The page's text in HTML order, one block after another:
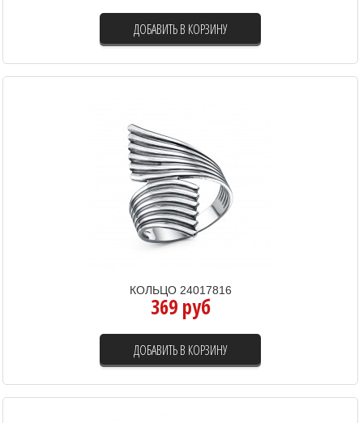
ДОБАВИТЬ В КОРЗИНУ
КОЛЬЦО 24017816
369 руб
ДОБАВИТЬ В КОРЗИНУ